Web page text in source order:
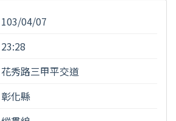
103/04/07
23:28
花秀路三甲平交道
彰化縣